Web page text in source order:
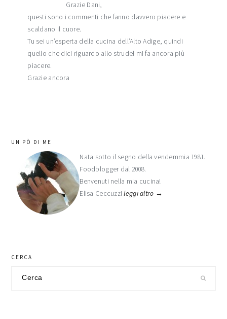
Grazie Dani,
questi sono i commenti che fanno davvero piacere e
scaldano il cuore.
Tu sei un’esperta della cucina dell’Alto Adige, quindi
quello che dici riguardo allo strudel mi fa ancora più
piacere.
Grazie ancora
barra
laterale
primaria
UN PÒ DI ME
Nata sotto il segno della vendemmia 1981.
Foodblogger dal 2008.
Benvenuti nella mia cucina!
Elisa Ceccuzzileggi altro →
CERCA